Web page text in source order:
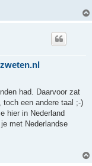
had. Daarvoor zat
een andere taal ;-)
hier in Nederland
met Nederlandse